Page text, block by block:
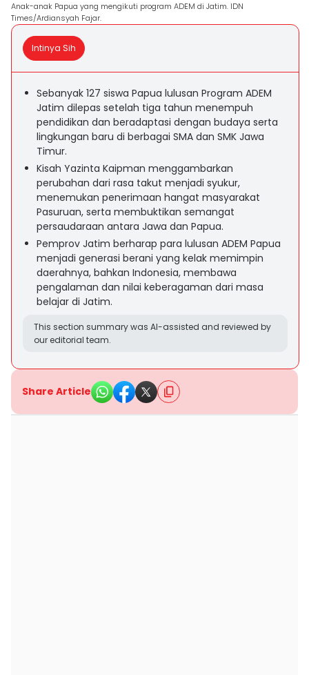
Anak-anak Papua yang mengikuti program ADEM di Jatim. IDN
Times/Ardiansyah Fajar.
Intinya Sih
Sebanyak 127 siswa Papua lulusan Program ADEM
Jatim dilepas setelah tiga tahun menempuh
pendidikan dan beradaptasi dengan budaya serta
lingkungan baru di berbagai SMA dan SMK Jawa
Timur.
Kisah Yazinta Kaipman menggambarkan
perubahan dari rasa takut menjadi syukur,
menemukan penerimaan hangat masyarakat
Pasuruan, serta membuktikan semangat
persaudaraan antara Jawa dan Papua.
Pemprov Jatim berharap para lulusan ADEM Papua
menjadi generasi berani yang kelak memimpin
daerahnya, bahkan Indonesia, membawa
pengalaman dan nilai keberagaman dari masa
belajar di Jatim.
This section summary was AI-assisted and reviewed by
our editorial team.
Share Article